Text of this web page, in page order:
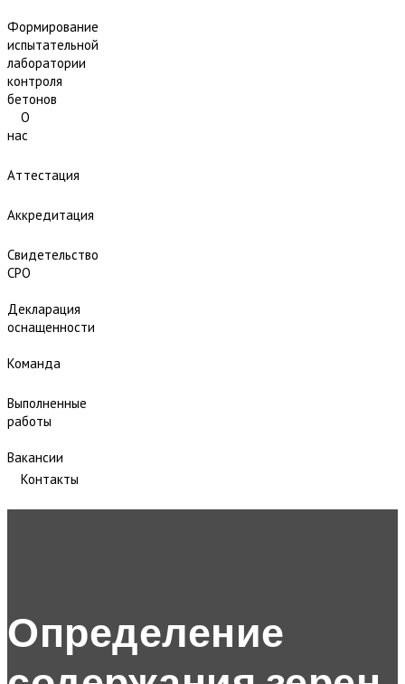
Формирование
испытательной
лаборатории
контроля
бетонов
О
нас
Аттестация
Аккредитация
Свидетельство
СРО
Декларация
оснащенности
Команда
Выполненные
работы
Вакансии
Контакты
Определение